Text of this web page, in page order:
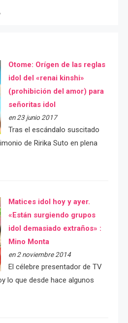
Otome: Orígen de las reglas
idol del «renai kinshi»
(prohibición del amor) para
señoritas idol
en 23 junio 2017
Tras el escándalo suscitado
de Ririka Suto en plena
Matices idol hoy y ayer.
«Están surgiendo grupos
idol demasiado extraños» :
Mino Monta
en 2 noviembre 2014
El célebre presentador de TV
lo que desde hace algunos